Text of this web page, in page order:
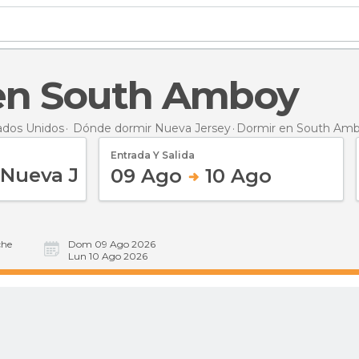
South Amboy
Unidos Dónde dormir Nueva Jersey Dormir en South
Entrada Y Salida
09 Ago 10 Ago
Dom 09 Ago 2026
Lun 10 Ago 2026